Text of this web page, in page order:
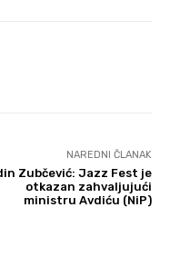
NAREDNI ČLANAK
Zubčević: Jazz Fest je
otkazan zahvaljujući
ministru Avdiću (NiP)